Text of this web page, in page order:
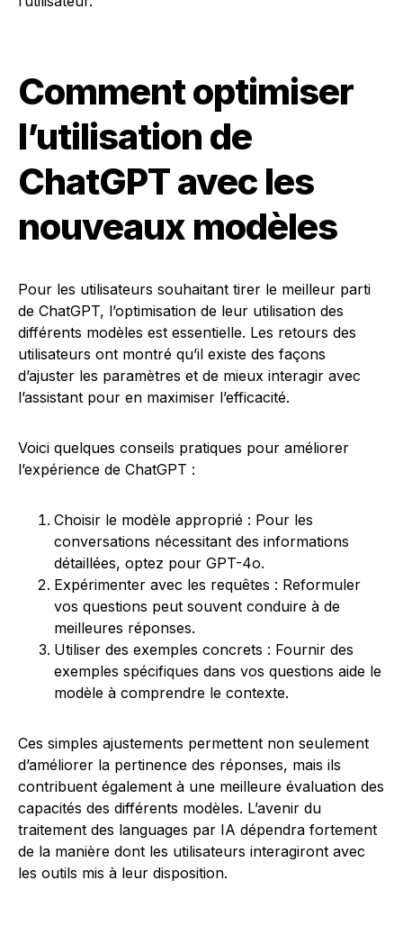
Comment optimiser
l’utilisation de
ChatGPT avec les
nouveaux modèles
Pour les utilisateurs souhaitant tirer le meilleur parti
de ChatGPT, l’optimisation de leur utilisation des
différents modèles est essentielle. Les retours des
utilisateurs ont montré qu’il existe des façons
d’ajuster les paramètres et de mieux interagir avec
l’assistant pour en maximiser l’efficacité.
Voici quelques conseils pratiques pour améliorer
l’expérience de ChatGPT :
Choisir le modèle approprié : Pour les
conversations nécessitant des informations
détaillées, optez pour GPT-4o.
Expérimenter avec les requêtes : Reformuler
vos questions peut souvent conduire à de
meilleures réponses.
Utiliser des exemples concrets : Fournir des
exemples spécifiques dans vos questions aide le
modèle à comprendre le contexte.
Ces simples ajustements permettent non seulement
d’améliorer la pertinence des réponses, mais ils
contribuent également à une meilleure évaluation des
capacités des différents modèles. L’avenir du
traitement des languages par IA dépendra fortement
de la manière dont les utilisateurs interagiront avec
les outils mis à leur disposition.